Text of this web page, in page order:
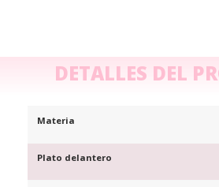
DETALLES DEL
Materia
Plato delantero